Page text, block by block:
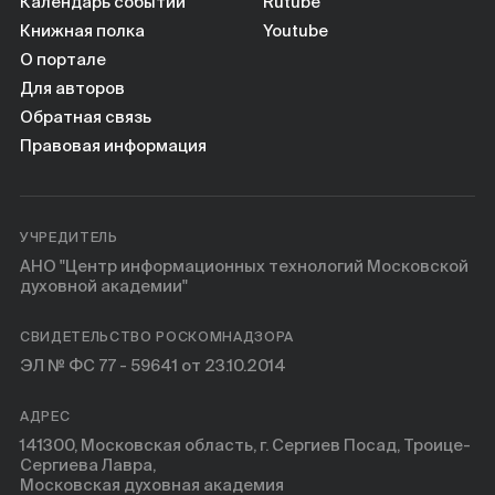
Книжная полка
О портале
Для авторов
Обратная связь
Правовая информация
Youtube
УЧРЕДИТЕЛЬ
АНО "Центр информационных технологий Московской
духовной академии"
СВИДЕТЕЛЬСТВО РОСКОМНАДЗОРА
ЭЛ № ФС 77 - 59641 от 23.10.2014
АДРЕС
141300, Московская область, г. Сергиев Посад, Троице-
Сергиева Лавра,
Московская духовная академия